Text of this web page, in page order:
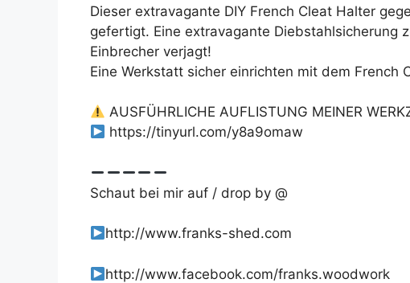
Dieser extravagante DIY French Cleat Halter
gefertigt. Eine extravagante Diebstahlsicherung
Einbrecher verjagt!
Eine Werkstatt sicher einrichten mit dem French
AUSFÜHRLICHE AUFLISTUNG MEINER
https://tinyurl.com/y8a9omaw
Schaut bei mir auf / drop by @
http://www.franks-shed.com
http://www.facebook.com/franks.woodwork